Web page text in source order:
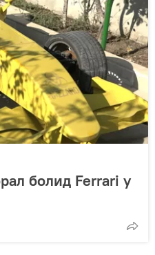
болид Ferrari у